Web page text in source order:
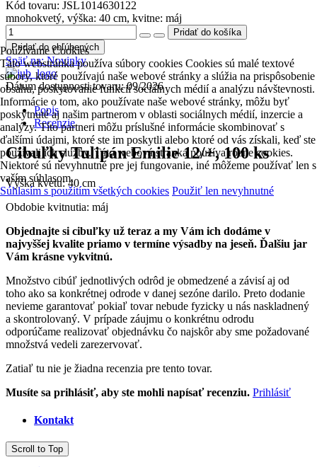
Kód tovaru: JSL1014630122
mnohokvetý, výška: 40 cm, kvitne: máj
Pridať do obľúbených
Späť na:Novinky
Dátum dostupnosti tovaru: 09/2026
Popis
Recenzie
Cibuľky Tulipán Emilie 12/+, 100 ks
Výška kvetu: 40 cm
Obdobie kvitnutia: máj
Objednajte si cibuľky už teraz a my Vám ich dodáme v
najvyššej kvalite priamo v termíne výsadby na jeseň. Ďalšiu jar
Vám krásne vykvitnú.
Množstvo cibúľ jednotlivých odrôd je obmedzené a závisí aj od
toho ako sa konkrétnej odrode v danej sezóne darilo. Preto dodanie
nevieme garantovať pokiaľ tovar nebude fyzicky u nás naskladnený
a skontrolovaný. V prípade záujmu o konkrétnu odrodu
odporúčame realizovať objednávku čo najskôr aby sme požadované
množstvá vedeli zarezervovať.
Zatiaľ tu nie je žiadna recenzia pre tento tovar.
Musíte sa prihlásiť, aby ste mohli napísať recenziu. Prihlásiť
Kontakt
Scroll to Top
Používame Cookies
Táto webstránka používa súbory cookies Cookies sú malé textové
súbory, ktoré používajú naše webové stránky a slúžia na prispôsobenie
obsahu, poskytovanie funkcií sociálnych médií a analýzu návštevnosti.
Informácie o tom, ako používate naše webové stránky, môžu byť
poskytnuté aj našim partnerom v oblasti sociálnych médií, inzercie a
analýzy. Títo partneri môžu príslušné informácie skombinovať s
ďalšími údajmi, ktoré ste im poskytli alebo ktoré od vás získali, keď ste
používali ich služby. Táto webová stránka používa rôzne cookies.
Niektoré sú nevyhnutné pre jej fungovanie, iné môžeme používať len s
vaším súhlasom.
Súhlasím s použitím všetkých cookies Použiť len nevyhnutné